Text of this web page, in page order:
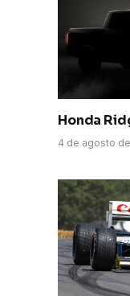
Honda
4 de agosto